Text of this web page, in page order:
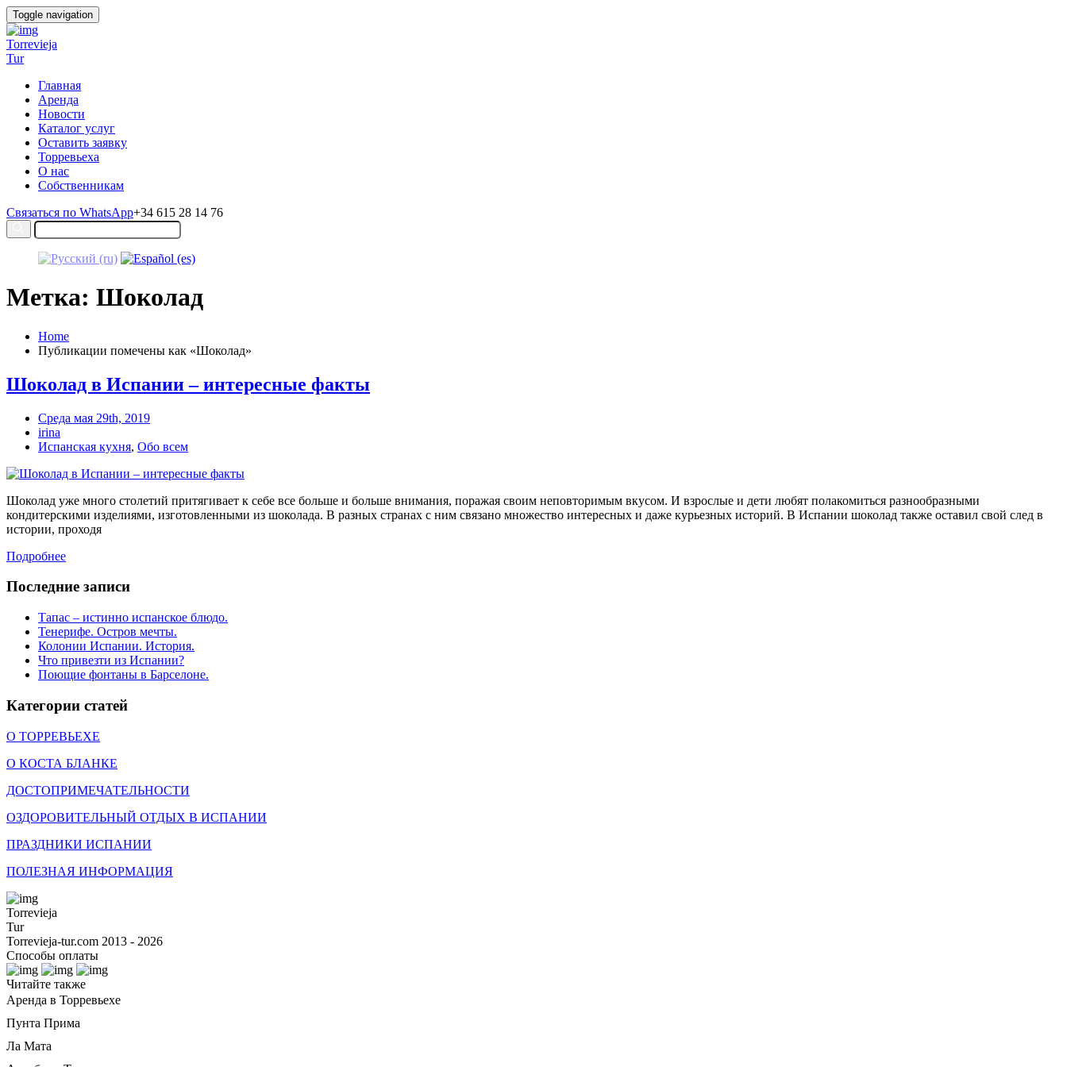
Toggle navigation
Torrevieja
Tur
Главная
Аренда
Новости
Каталог услуг
Оставить заявку
Торревьеха
О нас
Собственникам
Связаться по WhatsApp+34 615 28 14 76
Метка: Шоколад
Home
Публикации помечены как «Шоколад»
Шоколад в Испании – интересные факты
Среда мая 29th, 2019
irina
Испанская кухня, Обо всем
Шоколад уже много столетий притягивает к себе все больше и больше внимания, поражая своим неповторимым вкусом. И взрослые и дети любят полакомиться разнообразными
кондитерскими изделиями, изготовленными из шоколада. В разных странах с ним связано множество интересных и даже курьезных историй. В Испании шоколад также оставил свой след в
истории, проходя
Подробнее
Последние записи
Тапас – истинно испанское блюдо.
Тенерифе. Остров мечты.
Колонии Испании. История.
Что привезти из Испании?
Поющие фонтаны в Барселоне.
Категории статей
О ТОРРЕВЬЕХЕ
О КОСТА БЛАНКЕ
ДОСТОПРИМЕЧАТЕЛЬНОСТИ
ОЗДОРОВИТЕЛЬНЫЙ ОТДЫХ В ИСПАНИИ
ПРАЗДНИКИ ИСПАНИИ
ПОЛЕЗНАЯ ИНФОРМАЦИЯ
Torrevieja
Tur
Torrevieja-tur.com 2013 - 2026
Способы оплаты
Читайте также
Аренда в Торревьехе
Пунта Прима
Ла Мата